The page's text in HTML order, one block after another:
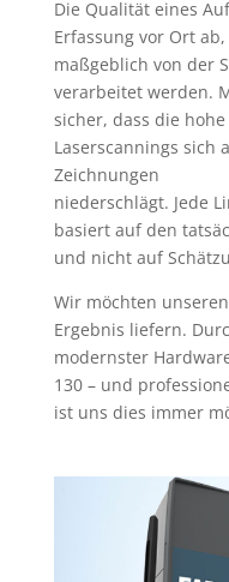
Die Qualität eines
Erfassung vor Ort
maßgeblich von der
verarbeitet werden.
sicher, dass die
Laserscannings sich
Zeichnungen
niederschlägt. Jede
basiert auf den
und nicht auf
Wir möchten
Ergebnis liefern.
modernster
130 – und
ist uns dies immer